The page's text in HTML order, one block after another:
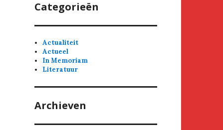
Categorieën
Actualiteit
Actueel
In Memoriam
Literatuur
Archieven